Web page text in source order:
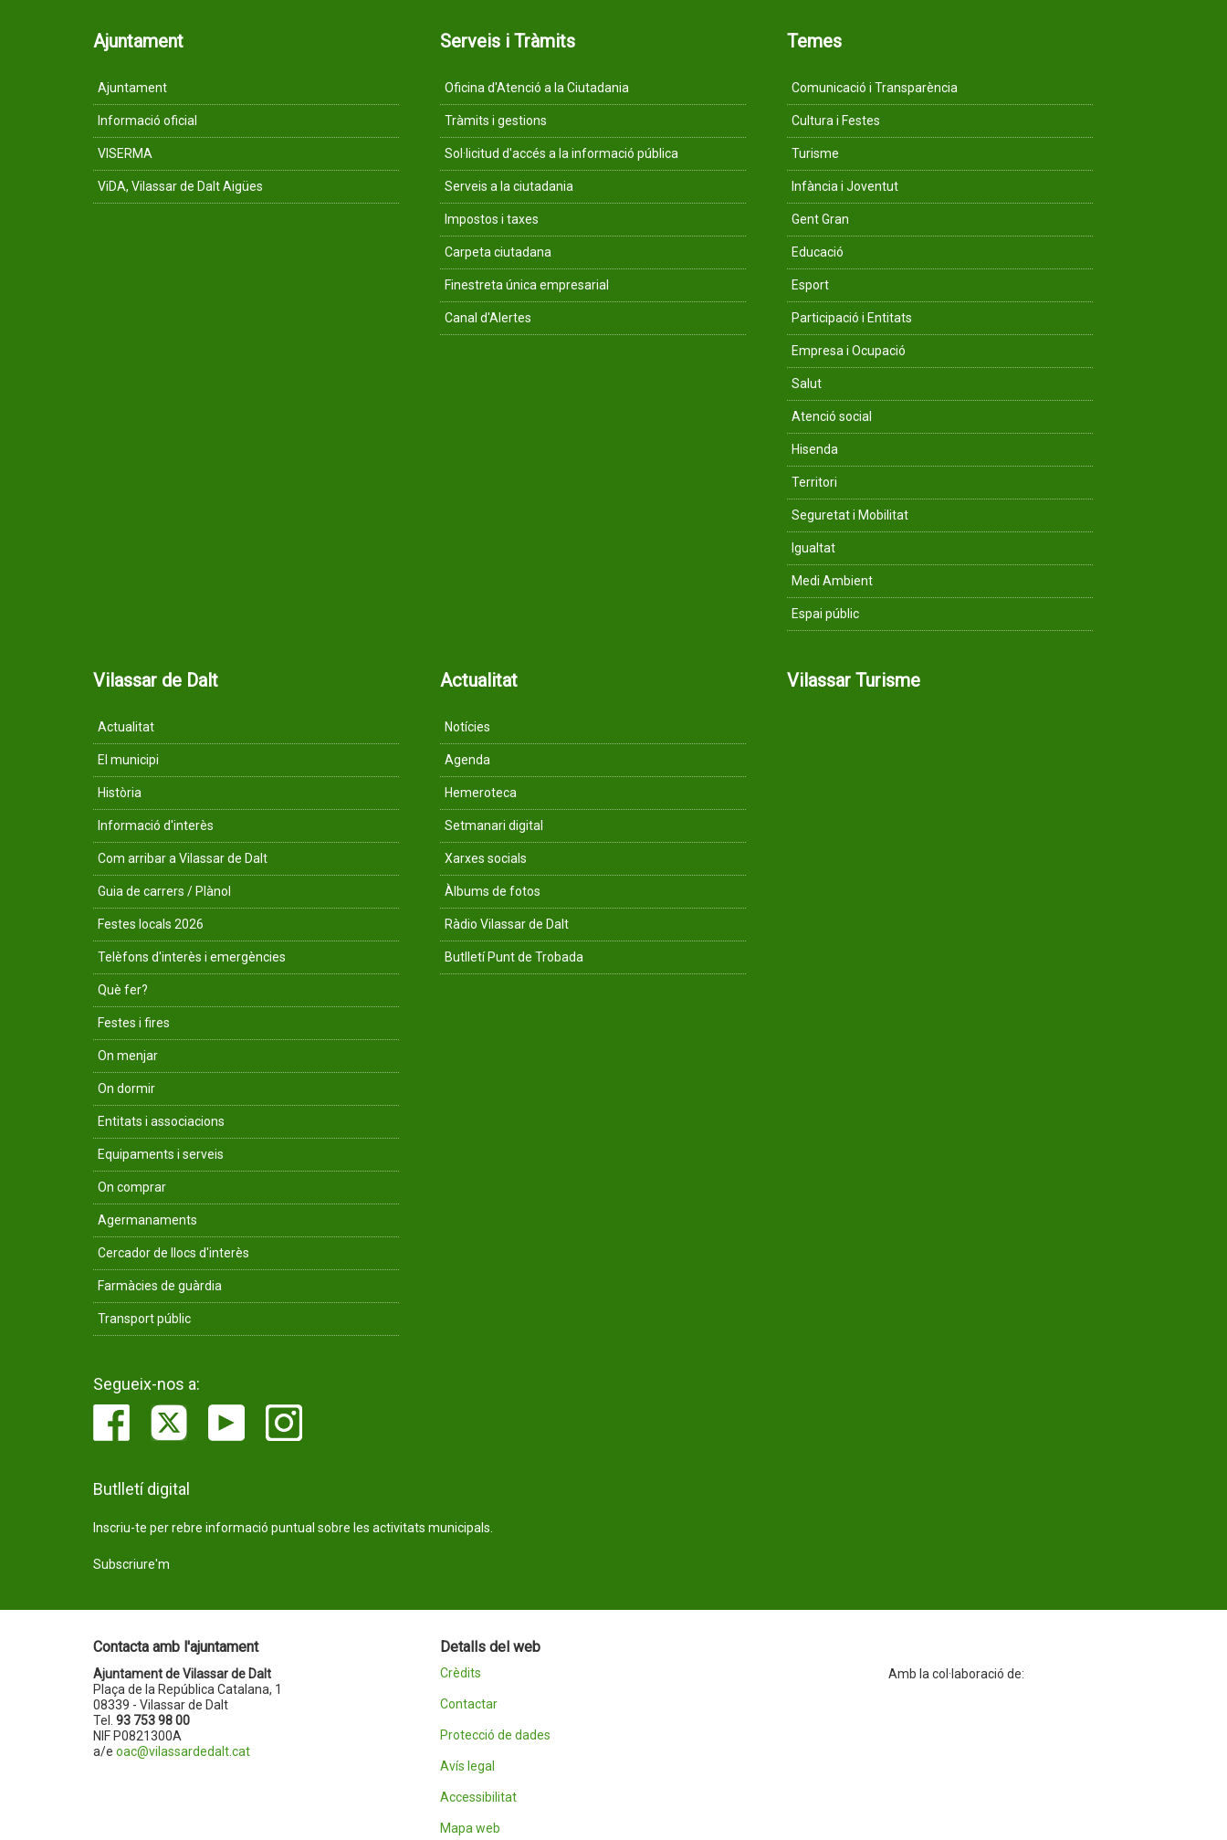
Ajuntament
Ajuntament
Informació oficial
VISERMA
ViDA, Vilassar de Dalt Aigües
Serveis i Tràmits
Oficina d'Atenció a la Ciutadania
Tràmits i gestions
Sol·licitud d'accés a la informació pública
Serveis a la ciutadania
Impostos i taxes
Carpeta ciutadana
Finestreta única empresarial
Canal d'Alertes
Temes
Comunicació i Transparència
Cultura i Festes
Turisme
Infància i Joventut
Gent Gran
Educació
Esport
Participació i Entitats
Empresa i Ocupació
Salut
Atenció social
Hisenda
Territori
Seguretat i Mobilitat
Igualtat
Medi Ambient
Espai públic
Vilassar de Dalt
Actualitat
El municipi
Història
Informació d'interès
Com arribar a Vilassar de Dalt
Guia de carrers / Plànol
Festes locals 2026
Telèfons d'interès i emergències
Què fer?
Festes i fires
On menjar
On dormir
Entitats i associacions
Equipaments i serveis
On comprar
Agermanaments
Cercador de llocs d'interès
Farmàcies de guàrdia
Transport públic
Actualitat
Notícies
Agenda
Hemeroteca
Setmanari digital
Xarxes socials
Àlbums de fotos
Ràdio Vilassar de Dalt
Butlletí Punt de Trobada
Vilassar Turisme
Segueix-nos a:
Butlletí digital
Inscriu-te per rebre informació puntual sobre les activitats municipals.
Subscriure'm
Contacta amb l'ajuntament
Ajuntament de Vilassar de Dalt
Plaça de la República Catalana, 1
08339 - Vilassar de Dalt
Tel. 93 753 98 00
NIF P0821300A
a/e oac@vilassardedalt.cat
Detalls del web
Crèdits
Contactar
Protecció de dades
Avís legal
Accessibilitat
Mapa web
Amb la col·laboració de: